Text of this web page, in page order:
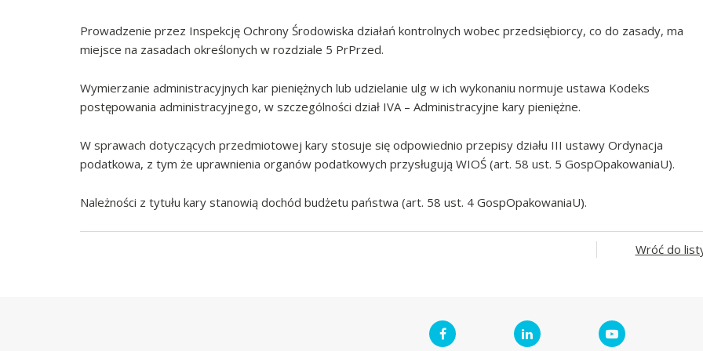
Prowadzenie przez Inspekcję Ochrony Środowiska działań kontrolnych wobec przedsiębiorcy, co do zasady, ma
miejsce na zasadach określonych w rozdziale 5 PrPrzed.
Wymierzanie administracyjnych kar pieniężnych lub udzielanie ulg w ich wykonaniu normuje ustawa Kodeks
postępowania administracyjnego, w szczególności dział IVA – Administracyjne kary pieniężne.
W sprawach dotyczących przedmiotowej kary stosuje się odpowiednio przepisy działu III ustawy Ordynacja
podatkowa, z tym że uprawnienia organów podatkowych przysługują WIOŚ (art. 58 ust. 5 GospOpakowaniaU).
Należności z tytułu kary stanowią dochód budżetu państwa (art. 58 ust. 4 GospOpakowaniaU).
Wróć do